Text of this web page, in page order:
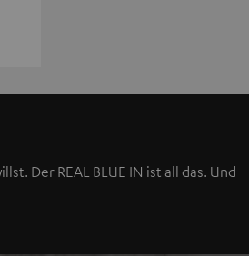
Der REAL BLUE IN ist all das. Und